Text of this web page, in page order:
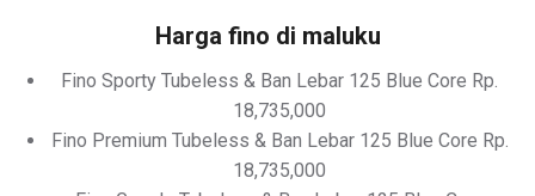
Harga fino di maluku
Fino Sporty Tubeless & Ban Lebar 125 Blue Core Rp.
18,735,000
Fino Premium Tubeless & Ban Lebar 125 Blue Core Rp.
18,735,000